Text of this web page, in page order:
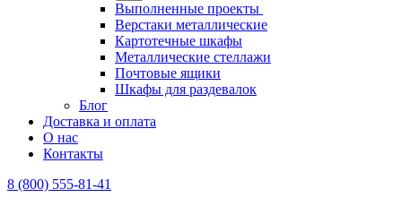
Выполненные проекты
Верстаки металлические
Картотечные шкафы
Металлические стеллажи
Почтовые ящики
Шкафы для раздевалок
Блог
Доставка и оплата
О нас
Контакты
8 (800) 555-81-41